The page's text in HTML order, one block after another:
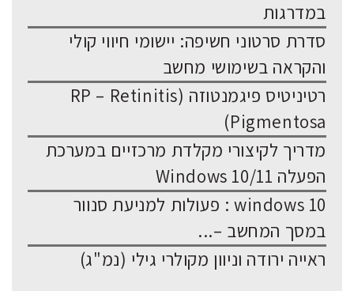
במדרגות
סדרת סרטוני חשיפה: יישומי חיווי קולי
והקראה בשימושי מחשב
רטיניטיס פיגמנטוזה (RP – Retinitis
Pigmentosa)
מדריך לקיצורי מקלדת מרכזיים במערכת
הפעלה Windows 10/11
windows 10 : פעולות למניעת סנוור
במסך המחשב –...
ראייה ירודה וניוון מקולרי גילי (נמ"ג)